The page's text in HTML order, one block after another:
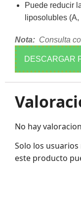
Puede reducir
liposolubles
Nota: Consulta
DESCARGAR
No hay
Solo los
este producto